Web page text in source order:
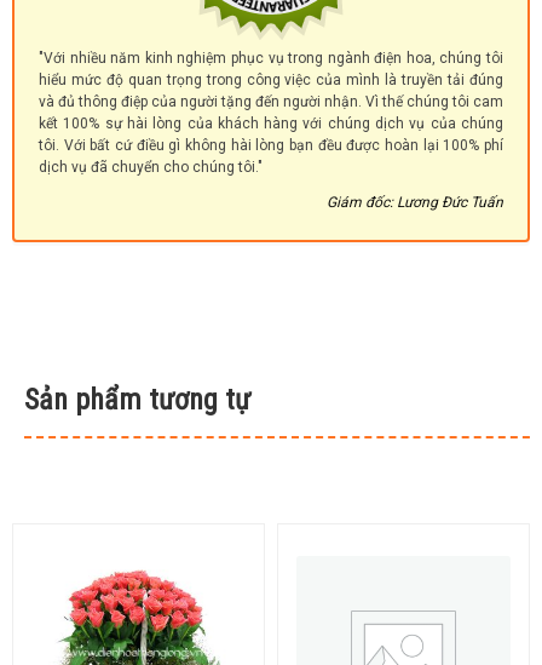
"Với nhiều năm kinh nghiệm phục vụ trong ngành điện hoa, chúng tôi
hiểu mức độ quan trọng trong công việc của mình là truyền tải đúng
và đủ thông điệp của người tặng đến người nhận. Vì thế chúng tôi cam
kết 100% sự hài lòng của khách hàng với chúng dịch vụ của chúng
tôi. Với bất cứ điều gì không hài lòng bạn đều được hoàn lại 100% phí
dịch vụ đã chuyển cho chúng tôi."
Giám đốc: Lương Đức Tuấn
Sản phẩm tương tự